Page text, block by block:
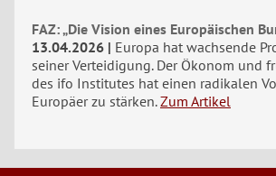
FAZ: „Die Vision eines Europäischen
13.04.2026
Europa hat wachsende
seiner Verteidigung. Der Ökonom und
des ifo Institutes hat einen radikalen
Europäer zu stärken. Zum Artikel